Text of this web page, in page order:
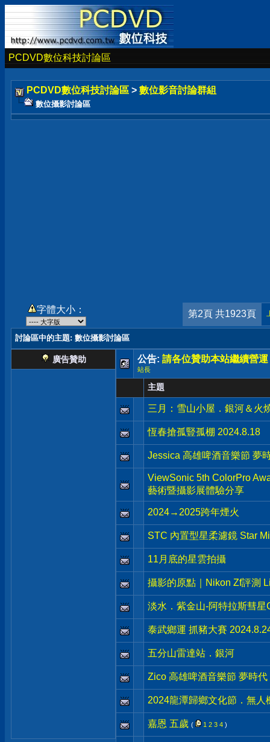
PCDVD數位科技討論區
PCDVD數位科技討論區 > 數位影音討論群組
數位攝影討論區
字體大小： 第2頁 共1923頁
討論區中的主題: 數位攝影討論區
廣告贊助 公告: 請各位贊助本站繼續營運
站長
主題
三月：雪山小屋．銀河＆火
恆春搶孤豎孤棚 2024.8.18
Jessica 高雄啤酒音樂節 夢
ViewSonic 5th ColorPro
藝術暨攝影展體驗分享
2024→2025跨年煙火
STC 內置型星柔濾鏡 Star
11月底的星雲拍攝
攝影的原點｜Nikon Zf評測
淡水．紫金山-阿特拉斯彗星
泰武鄉運 抓豬大賽
五分山雷達站．銀河
Zico 高雄啤酒音樂節 夢時代
2024龍潭歸鄉文化節．無人
嘉恩 五歲 ( 1 2 3 4 )